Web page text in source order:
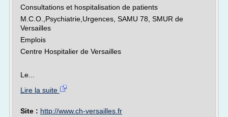
Consultations et hospitalisation de patients
M.C.O.,Psychiatrie,Urgences, SAMU 78, SMUR de
Versailles
Emplois
Centre Hospitalier de Versailles
Le...
Lire la suite
Site : http://www.ch-versailles.fr